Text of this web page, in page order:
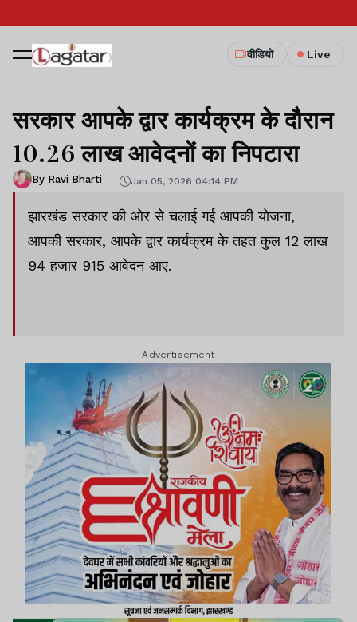
वीडियो Live
सरकार आपके द्वार कार्यक्रम के दौरान
10.26 लाख आवेदनों का निपटारा
By Ravi Bharti Jan 05, 2026 04:14 PM
झारखंड सरकार की ओर से चलाई गई आपकी योजना,
आपकी सरकार, आपके द्वार कार्यक्रम के तहत कुल 12 लाख
94 हजार 915 आवेदन आए.
Advertisement